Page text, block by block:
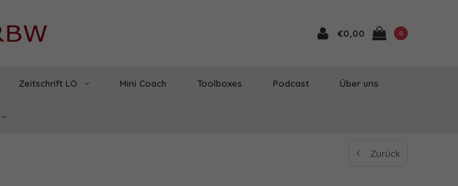
€0,00 0
Zeitschrift LO Mini Coach Toolboxes Podcast Über uns
Zurück